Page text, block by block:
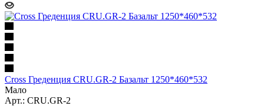
Cross Греденция CRU.GR-2 Базальт 1250*460*532
Мало
Арт.: CRU.GR-2